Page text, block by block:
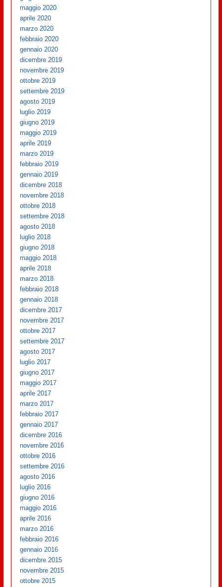
maggio 2020
aprile 2020
marzo 2020
febbraio 2020
gennaio 2020
dicembre 2019
novembre 2019
ottobre 2019
settembre 2019
agosto 2019
luglio 2019
giugno 2019
maggio 2019
aprile 2019
marzo 2019
febbraio 2019
gennaio 2019
dicembre 2018
novembre 2018
ottobre 2018
settembre 2018
agosto 2018
luglio 2018
giugno 2018
maggio 2018
aprile 2018
marzo 2018
febbraio 2018
gennaio 2018
dicembre 2017
novembre 2017
ottobre 2017
settembre 2017
agosto 2017
luglio 2017
giugno 2017
maggio 2017
aprile 2017
marzo 2017
febbraio 2017
gennaio 2017
dicembre 2016
novembre 2016
ottobre 2016
settembre 2016
agosto 2016
luglio 2016
giugno 2016
maggio 2016
aprile 2016
marzo 2016
febbraio 2016
gennaio 2016
dicembre 2015
novembre 2015
ottobre 2015